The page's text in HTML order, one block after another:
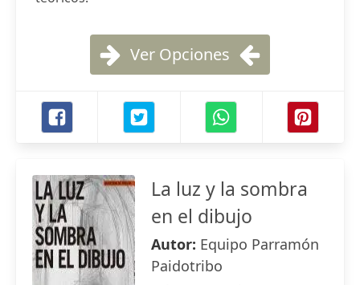
Ver Opciones
La luz y la sombra
en el dibujo
Autor: Equipo Parramón
Paidotribo